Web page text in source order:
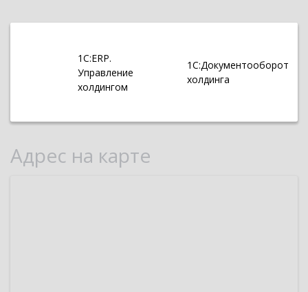
1С:ERP.
Управление
холдингом
1С:Документооборот
холдинга
Адрес на карте